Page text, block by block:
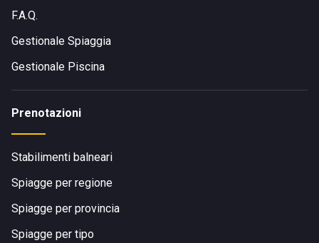
F.A.Q.
Gestionale Spiaggia
Gestionale Piscina
Prenotazioni
Stabilimenti balneari
Spiagge per regione
Spiagge per provincia
Spiagge per tipo